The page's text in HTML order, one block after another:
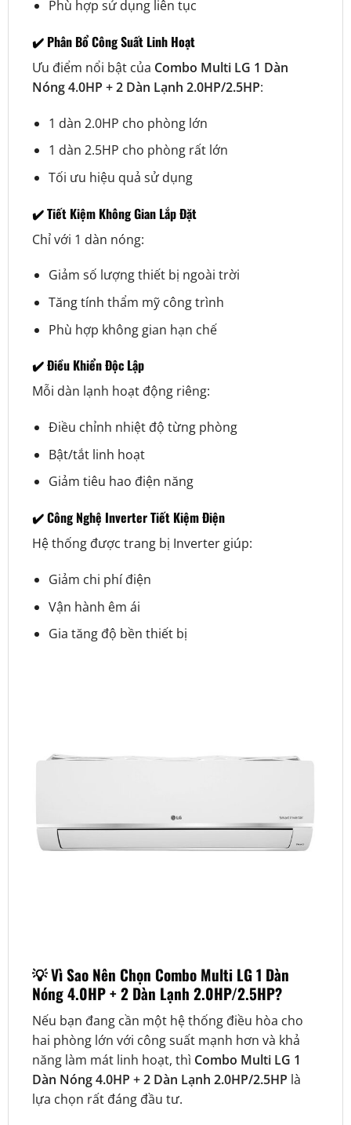
Phù hợp sử dụng liên tục
✔️ Phân Bổ Công Suất Linh Hoạt
Ưu điểm nổi bật của Combo Multi LG 1 Dàn
Nóng 4.0HP + 2 Dàn Lạnh 2.0HP/2.5HP:
1 dàn 2.0HP cho phòng lớn
1 dàn 2.5HP cho phòng rất lớn
Tối ưu hiệu quả sử dụng
✔️ Tiết Kiệm Không Gian Lắp Đặt
Chỉ với 1 dàn nóng:
Giảm số lượng thiết bị ngoài trời
Tăng tính thẩm mỹ công trình
Phù hợp không gian hạn chế
✔️ Điều Khiển Độc Lập
Mỗi dàn lạnh hoạt động riêng:
Điều chỉnh nhiệt độ từng phòng
Bật/tắt linh hoạt
Giảm tiêu hao điện năng
✔️ Công Nghệ Inverter Tiết Kiệm Điện
Hệ thống được trang bị Inverter giúp:
Giảm chi phí điện
Vận hành êm ái
Gia tăng độ bền thiết bị
💡 Vì Sao Nên Chọn Combo Multi LG 1 Dàn
Nóng 4.0HP + 2 Dàn Lạnh 2.0HP/2.5HP?
Nếu bạn đang cần một hệ thống điều hòa cho
hai phòng lớn với công suất mạnh hơn và khả
năng làm mát linh hoạt, thì Combo Multi LG 1
Dàn Nóng 4.0HP + 2 Dàn Lạnh 2.0HP/2.5HP là
lựa chọn rất đáng đầu tư.